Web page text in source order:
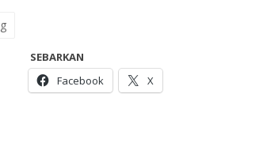
SEBARKAN
Facebook
X